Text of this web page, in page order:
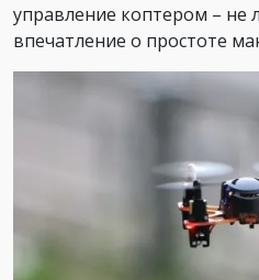
управление коптером – не
впечатление о простоте